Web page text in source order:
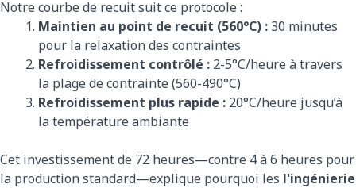
Notre courbe de recuit suit ce protocole :
Maintien au point de recuit (560°C) : 30 minutes
pour la relaxation des contraintes
Refroidissement contrôlé : 2-5°C/heure à travers
la plage de contrainte (560-490°C)
Refroidissement plus rapide : 20°C/heure jusqu’à
la température ambiante
Cet investissement de 72 heures—contre 4 à 6 heures pour
la production standard—explique pourquoi les l'ingénierie